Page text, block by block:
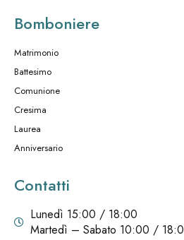
Bomboniere
Matrimonio
Battesimo
Comunione
Cresima
Laurea
Anniversario
Contatti
Lunedì 15:00 / 18:00
Martedì – Sabato 10:00 /